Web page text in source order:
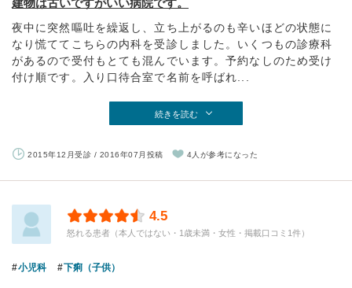
建物は古いですがいい病院です。
夜中に突然嘔吐を繰返し、立ち上がるのも辛いほどの状態に
なり慌ててこちらの内科を受診しました。いくつもの診療科
があるので受付もとても混んでいます。予約なしのため受け
付け順です。入り口待合室で名前を呼ばれ...
続きを読む
2015年12月受診 / 2016年07月投稿 4人が参考になった
4.5
怒れる患者（本人ではない・1歳未満・女性・掲載口コミ1件）
小児科 下痢（子供）